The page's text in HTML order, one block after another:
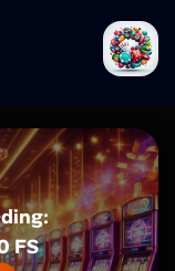
FS